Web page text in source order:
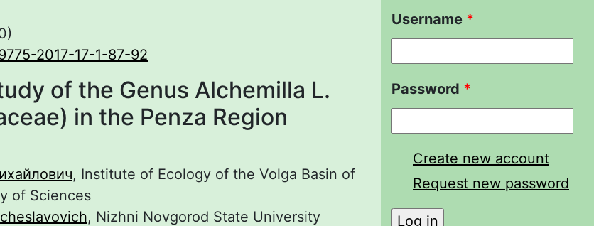
2017-17-1-87-92
of the Genus Alchemilla L.
in the Penza Region
, Institute of Ecology of the Volga Basin of
of Sciences
, Nizhni Novgorod State University
Username *
Password *
Create new account
Request new password